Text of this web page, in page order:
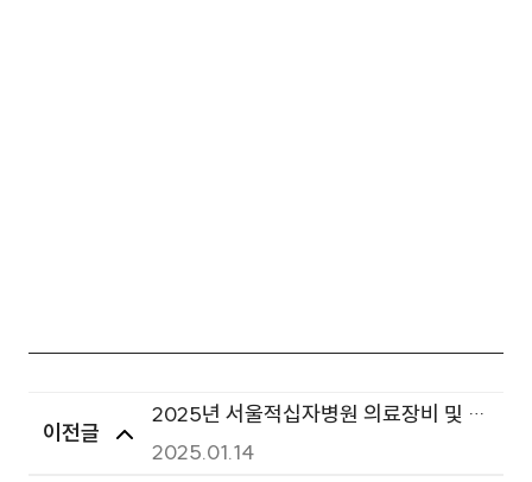
이전글
2025년 서울적십자병원 의료장비 및 불
용품 매각 공고
2025.01.14